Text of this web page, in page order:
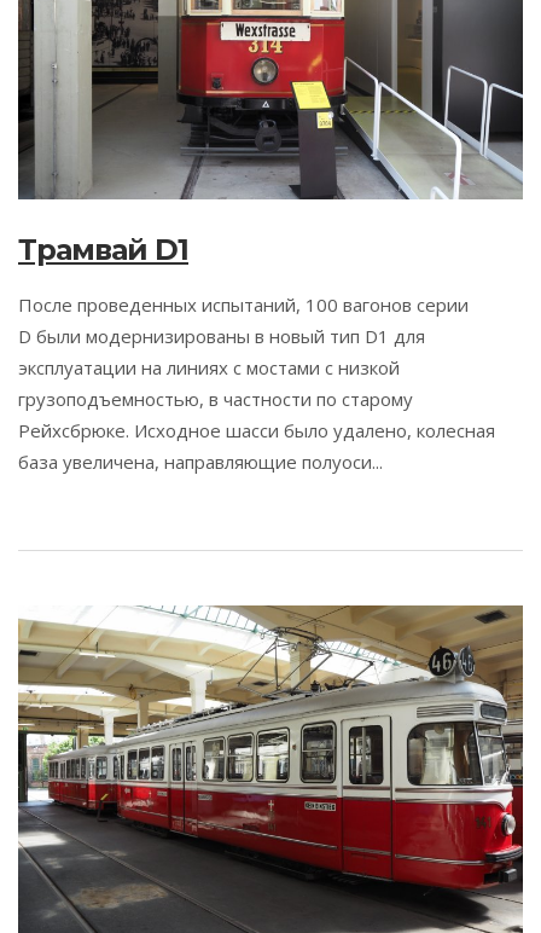
Трамвай D1
После проведенных испытаний, 100 вагонов серии
D были модернизированы в новый тип D1 для
эксплуатации на линиях с мостами с низкой
грузоподъемностью, в частности по старому
Рейхсбрюке. Исходное шасси было удалено, колесная
база увеличена, направляющие полуоси...